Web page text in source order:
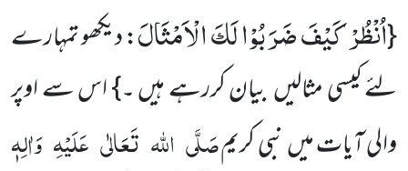
{اُنْظُرْ كَیْفَ ضَرَبُوْا لَكَ الْاَمْثَالَ: دیکھو تمہارے
لئے کیسی مثالیں بیان کررہے ہیں ۔} اس سے اوپر
والی آیات میں نبی کریمصَلَّی اللہ تَعَالٰی عَلَیْہِ وَاٰلِہٖ